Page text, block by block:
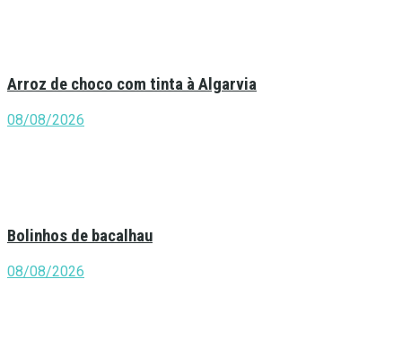
Arroz de choco com tinta à Algarvia
08/08/2026
Bolinhos de bacalhau
08/08/2026